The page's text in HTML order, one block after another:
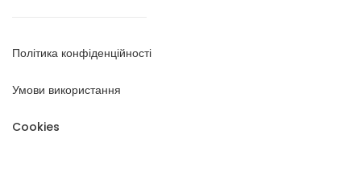
Політика конфіденційності
Умови використання
Cookies